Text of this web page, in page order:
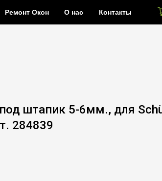
Ремонт Окон О нас Контакты
штапик 5-6мм., для
284839